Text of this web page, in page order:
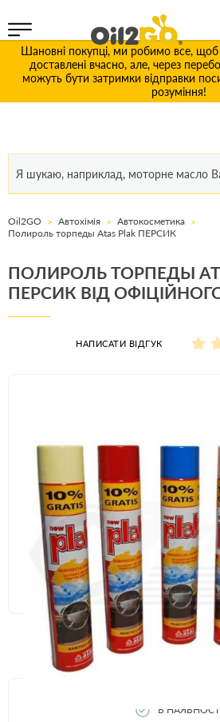
Шановні покупці, ми робимо все,
доставлені вчасно, але, через
можуть бути затримки відправки
розуміння!
Oil2GO Автохімія
Автокосметика
Полироль торпеды Atas Plak ПЕРСИК
ПОЛИРОЛЬ ТОРПЕДЫ
ПЕРСИК ВІД
НАПИСАТИ ВІДГУК
В